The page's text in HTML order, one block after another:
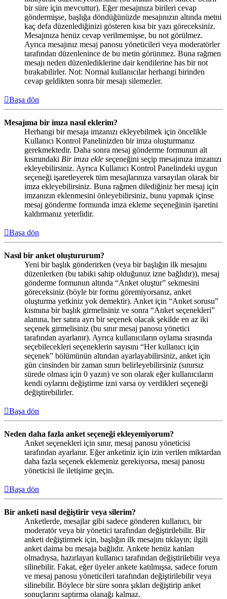
bir süre için mevcuttur). Eğer mesajınıza birileri cevap
göndermişse, başlığa döndüğünüzde mesajınızın altında metni
kaç defa düzenlediğinizi gösteren kısa bir yazı göreceksiniz.
Mesajınıza henüz cevap verilmemişse, bu not görülmez.
Ayrıca mesajınız mesaj panosu yöneticileri veya moderatörler
tarafından düzenlenince de bu metin görünmez. Buna rağmen
mesajı neden düzenlediklerine dair kendilerine has bir not
bırakabilirler. Not: Normal kullanıcılar herhangi birinden
cevap geldikten sonra bir mesajı silemezler.
Başa dön
Mesajıma bir imza nasıl eklerim?
Herhangi bir mesaja imzanızı ekleyebilmek için öncelikle
Kullanıcı Kontrol Panelinizden bir imza oluşturmanız
gerekmektedir. Daha sonra mesaj gönderme formunun alt
kısmındaki Bir imza ekle seçeneğini seçip mesajınıza imzanızı
ekleyebilirsiniz. Ayrıca Kullanıcı Kontrol Panelindeki uygun
seçeneği işaretleyerek tüm mesajlarınıza varsayılan olarak bir
imza ekleyebilirsiniz. Buna rağmen dilediğiniz her mesaj için
imzanızın eklenmesini önleyebilirsiniz, bunu yapmak içinse
mesaj gönderme formunda imza ekleme seçeneğinin işaretini
kaldırmanız yeterlidir.
Başa dön
Nasıl bir anket oluştururum?
Yeni bir başlık gönderirken (veya bir başlığın ilk mesajını
düzenlerken (bu tabiki sahip olduğunuz izne bağlıdır)), mesaj
gönderme formunun altında “Anket oluştur” sekmesini
göreceksiniz (böyle bir formu göremiyorsanız, anket
oluşturma yetkiniz yok demektir). Anket için “Anket sorusu”
kısmına bir başlık girmelisiniz ve sonra “Anket seçenekleri”
alanına, her satıra ayrı bir seçenek olacak şekilde en az iki
seçenek girmelisiniz (bu sınır mesaj panosu yönetici
tarafından ayarlanır). Ayrıca kullanıcıların oylama sırasında
seçebilecekleri seçeneklerin sayısını “Her kullanıcı için
seçenek” bölümünün altından ayarlayabilirsiniz, anket için
gün cinsinden bir zaman sınırı belirleyebilirsiniz (sınırsız
sürede olması için 0 yazın) ve son olarak eğer kullanıcıların
kendi oylarını değiştirme izni varsa oy verdikleri seçeneği
değiştirebilirler.
Başa dön
Neden daha fazla anket seçeneği ekleyemiyorum?
Anket seçenekleri için sınır, mesaj panosu yöneticisi
tarafından ayarlanır. Eğer anketiniz için izin verilen miktardan
daha fazla seçenek eklemeniz gerekiyorsa, mesaj panosu
yöneticisi ile iletişime geçin.
Başa dön
Bir anketi nasıl değiştirir veya silerim?
Anketlerde, mesajlar gibi sadece gönderen kullanıcı, bir
moderatör veya bir yönetici tarafından değiştirilebilir. Bir
anketi değiştirmek için, başlığın ilk mesajını tıklayın; ilgili
anket daima bu mesaja bağlıdır. Ankete henüz katılan
olmadıysa, hazırlayan kullanıcı tarafından değiştirilebilir veya
silinebilir. Fakat, eğer üyeler ankete katılmışsa, sadece forum
ve mesaj panosu yöneticileri tarafından değiştirilebilir veya
silinebilir. Böylece bir süre sonra şıkları değiştirip anket
sonuçlarını saptırma olanağı kalmaz.